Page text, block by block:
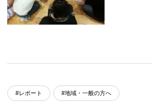
#レポート #地域・一般の方へ